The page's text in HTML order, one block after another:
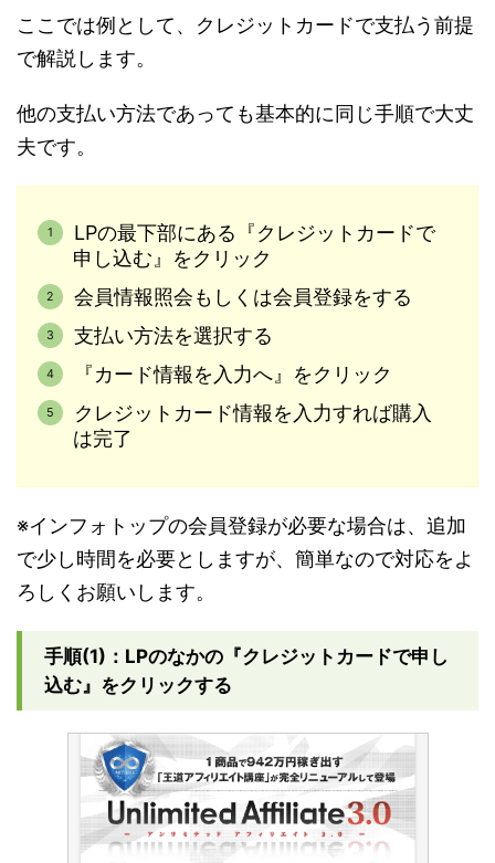
ここでは例として、クレジットカードで支払う前提
で解説します。
他の支払い方法であっても基本的に同じ手順で大丈
夫です。
LPの最下部にある『クレジットカードで
申し込む』をクリック
会員情報照会もしくは会員登録をする
支払い方法を選択する
『カード情報を入力へ』をクリック
クレジットカード情報を入力すれば購入
は完了
※インフォトップの会員登録が必要な場合は、追加
で少し時間を必要としますが、簡単なので対応をよ
ろしくお願いします。
手順(1)：LPのなかの『クレジットカードで申し
込む』をクリックする